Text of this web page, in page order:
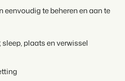
te beheren en aan te
plaats en verwissel